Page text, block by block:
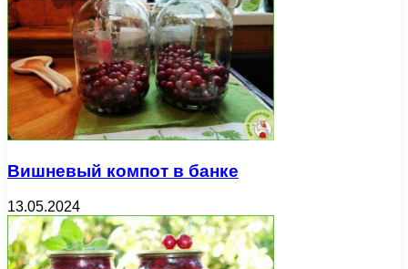
Вишневый компот в банке
13.05.2024